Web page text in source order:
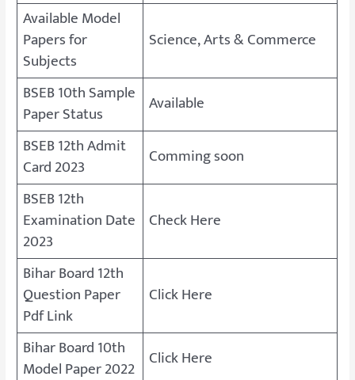
Available Model
Papers for
Subjects
Science, Arts & Commerce
BSEB 10th Sample
Paper Status
Available
BSEB 12th Admit
Card 2023
Comming soon
BSEB 12th
Examination Date
2023
Check Here
Bihar Board 12th
Question Paper
Pdf Link
Click Here
Bihar Board 10th
Model Paper 2022
Click Here